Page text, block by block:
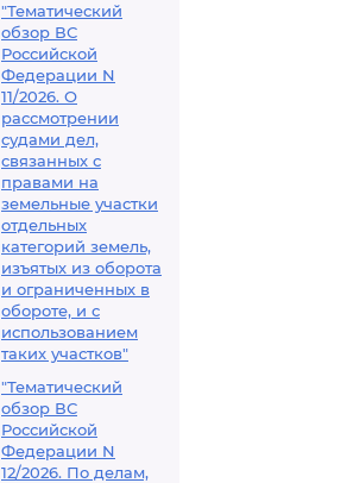
"Тематический
обзор ВС
Российской
Федерации N
11/2026. О
рассмотрении
судами дел,
связанных с
правами на
земельные участки
отдельных
категорий земель,
изъятых из оборота
и ограниченных в
обороте, и с
использованием
таких участков"
"Тематический
обзор ВС
Российской
Федерации N
12/2026. По делам,